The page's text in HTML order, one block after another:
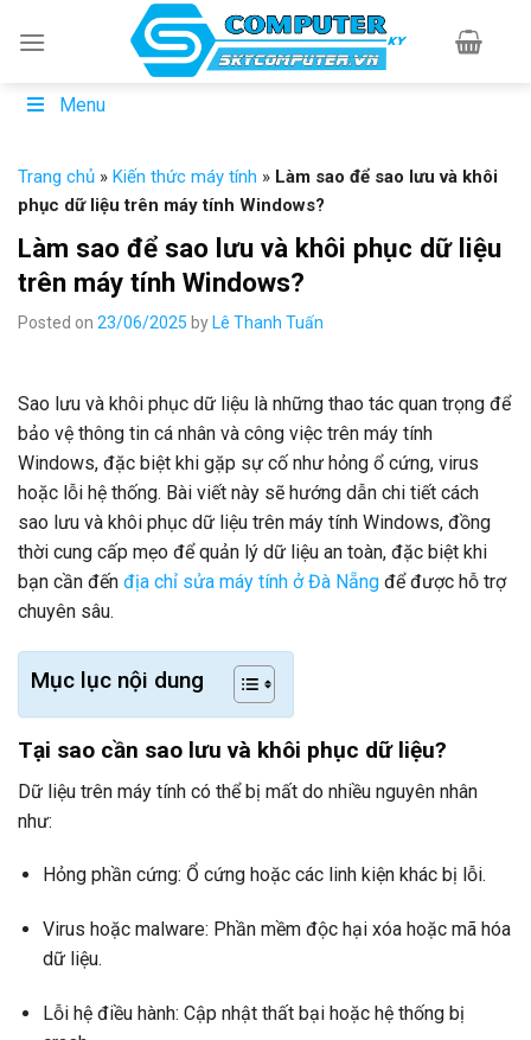
Menu
Trang chủ » Kiến thức máy tính » Làm sao để sao lưu và khôi
phục dữ liệu trên máy tính Windows?
Làm sao để sao lưu và khôi phục dữ liệu
trên máy tính Windows?
Posted on 23/06/2025 by Lê Thanh Tuấn
Sao lưu và khôi phục dữ liệu là những thao tác quan trọng để
bảo vệ thông tin cá nhân và công việc trên máy tính
Windows, đặc biệt khi gặp sự cố như hỏng ổ cứng, virus
hoặc lỗi hệ thống. Bài viết này sẽ hướng dẫn chi tiết cách
sao lưu và khôi phục dữ liệu trên máy tính Windows, đồng
thời cung cấp mẹo để quản lý dữ liệu an toàn, đặc biệt khi
bạn cần đến địa chỉ sửa máy tính ở Đà Nẵng để được hỗ trợ
chuyên sâu.
Mục lục nội dung
Tại sao cần sao lưu và khôi phục dữ liệu?
Dữ liệu trên máy tính có thể bị mất do nhiều nguyên nhân
như:
Hỏng phần cứng: Ổ cứng hoặc các linh kiện khác bị lỗi.
Virus hoặc malware: Phần mềm độc hại xóa hoặc mã hóa
dữ liệu.
Lỗi hệ điều hành: Cập nhật thất bại hoặc hệ thống bị